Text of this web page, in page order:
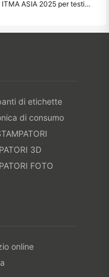
Ci vediamo a Singapore: unisciti a Hanin a ITMA ASIA 2025 per testimoniare le ultime tecnologie di stampa digitale
di etichette
di consumo
3D
FOTO
online